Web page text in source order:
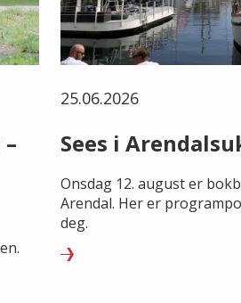
25.06.2026
Sees i
Onsdag 12. august er
Arendal. Her er
deg.